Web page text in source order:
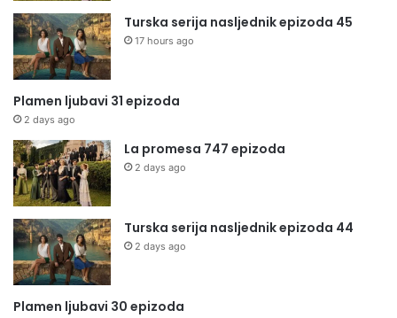
Turska serija nasljednik epizoda 45
17 hours ago
Plamen ljubavi 31 epizoda
2 days ago
La promesa 747 epizoda
2 days ago
Turska serija nasljednik epizoda 44
2 days ago
Plamen ljubavi 30 epizoda